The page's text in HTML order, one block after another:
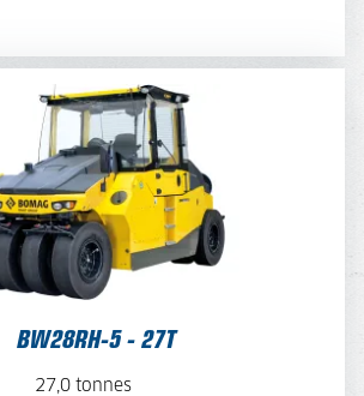
BW28RH-5 - 27T
27,0 tonnes
BW28RH-5 - 27T
TARIF JOURNALIER
280,-
224,-
TARIF MENSUEL
168,-